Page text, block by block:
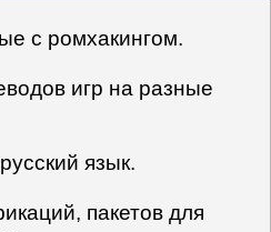
с ромхакингом.
игр на разные
язык.
пакетов для